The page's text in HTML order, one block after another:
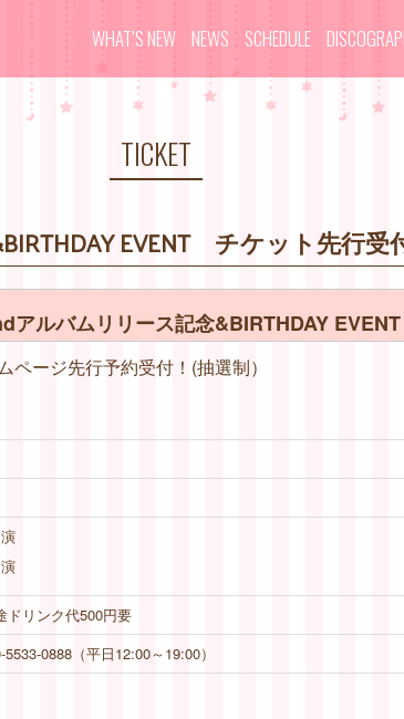
WHAT’S NEW NEWS SCHEDULE
TICKET
EVENT チケット先行受
アルバムリリース記念&BIRTHDAY EVENT
ージ先行予約受付！(抽選制）
ドリンク代500円要
0888（平日12:00～19:00）